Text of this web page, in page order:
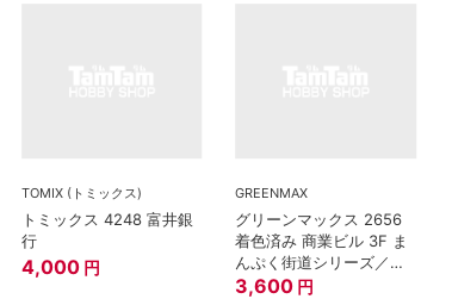
TOMIX (トミックス)
トミックス 4248 富井銀
行
4,000 円
GREENMAX
グリーンマックス 2656
着色済み 商業ビル 3F ま
んぷく街道シリーズ／か
つや
3,600 円